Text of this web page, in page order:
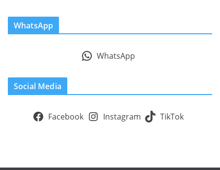
WhatsApp
WhatsApp
Social Media
Facebook Instagram TikTok